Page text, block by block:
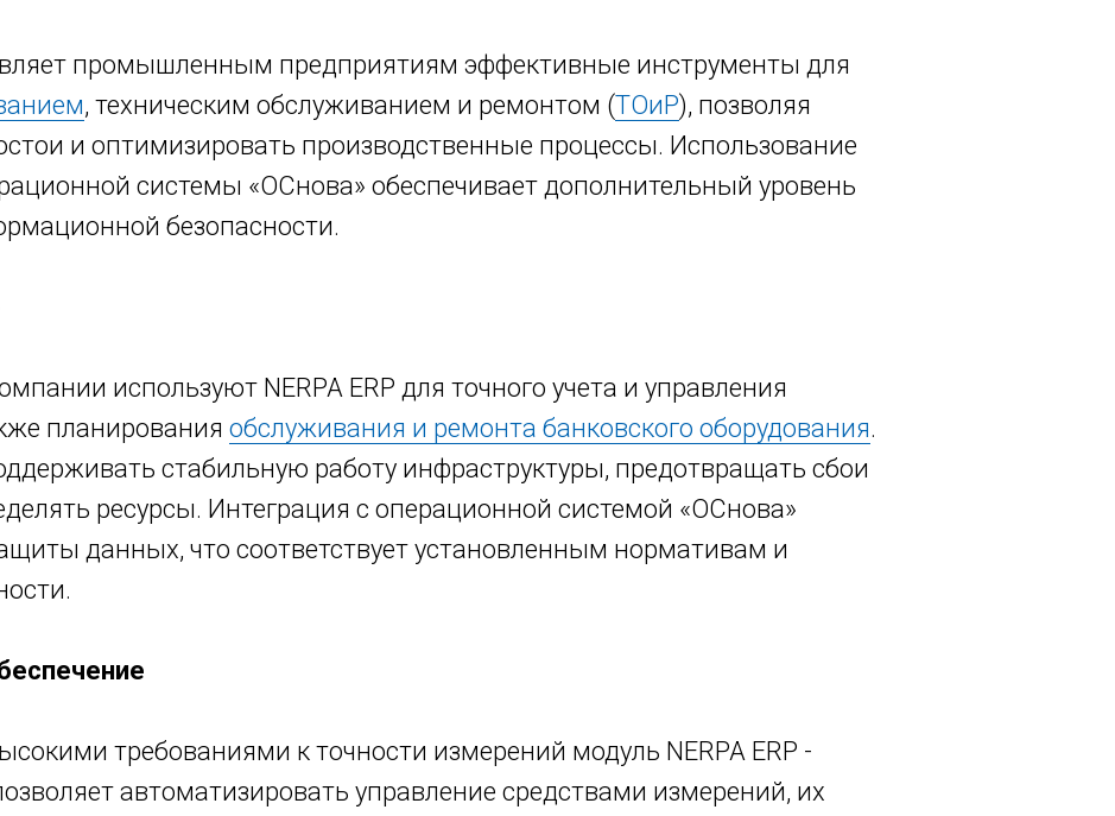
промышленным предприятиям эффективные инструменты для
, техническим обслуживанием и ремонтом (ТОиР), позволяя
и оптимизировать производственные процессы. Использование
системы «ОСнова» обеспечивает дополнительный уровень
безопасности.
используют NERPA ERP для точного учета и управления
планирования обслуживания и ремонта банковского оборудования.
стабильную работу инфраструктуры, предотвращать сбои
ресурсы. Интеграция с операционной системой «ОСнова»
данных, что соответствует установленным нормативам и
требованиями к точности измерений модуль NERPA ERP -
автоматизировать управление средствами измерений, их